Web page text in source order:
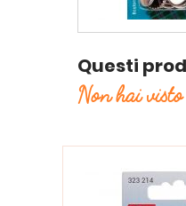
Questi
Non hai